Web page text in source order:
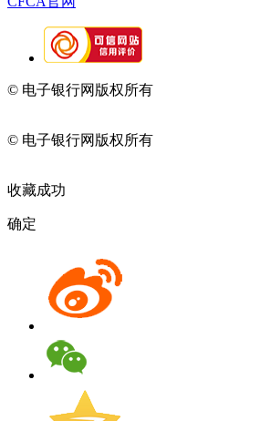
© 电子银行网版权所有
© 电子银行网版权所有
收藏成功
确定